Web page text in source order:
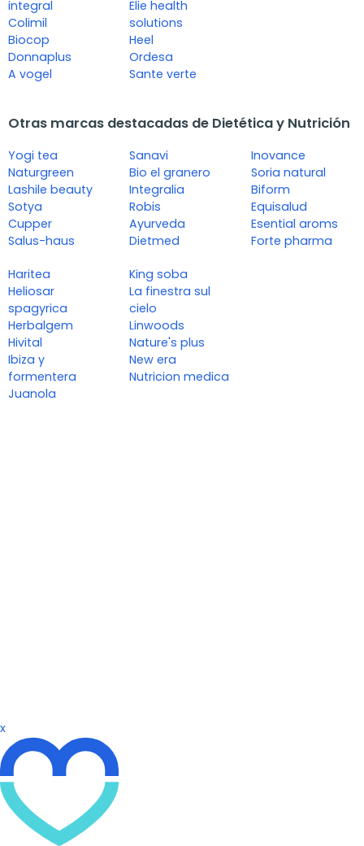
integral
Colimil
Biocop
Donnaplus
A vogel
Elie health
solutions
Heel
Ordesa
Sante verte
Otras marcas destacadas de Dietética y Nutrición
Yogi tea
Naturgreen
Lashile beauty
Sotya
Cupper
Salus-haus
Sanavi
Bio el granero
Integralia
Robis
Ayurveda
Dietmed
Inovance
Soria natural
Biform
Equisalud
Esential aroms
Forte pharma
Haritea
Heliosar
spagyrica
Herbalgem
Hivital
Ibiza y
formentera
Juanola
King soba
La finestra sul
cielo
Linwoods
Nature's plus
New era
Nutricion medica
x